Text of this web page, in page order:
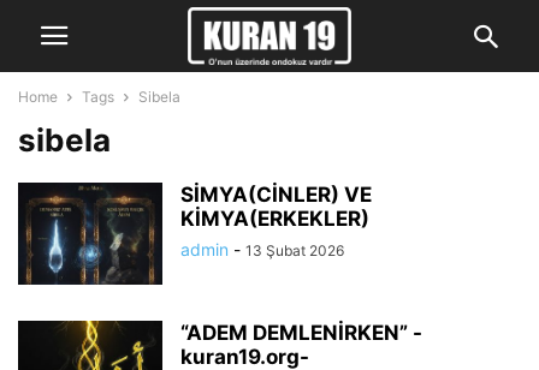
Home Tags Sibela
sibela
SİMYA(CİNLER) VE
KİMYA(ERKEKLER)
admin - 13 Şubat 2026
“ADEM DEMLENİRKEN” -
kuran19.org-